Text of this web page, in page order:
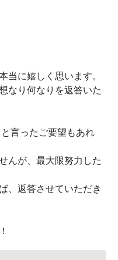
当に嬉しく思います。
なり何なりを返答いた
言ったご要望もあれ
んが、最大限努力した
、返答させていただき